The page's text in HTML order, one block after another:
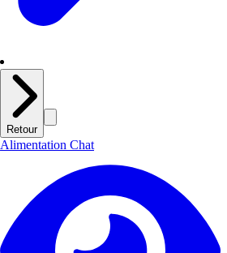
Retour
Alimentation Chat